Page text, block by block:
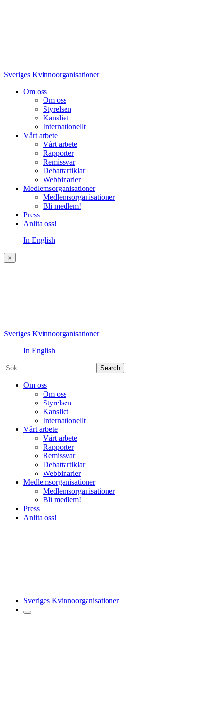
Sveriges Kvinnoorganisationer
Om oss
Om oss
Styrelsen
Kansliet
Internationellt
Vårt arbete
Vårt arbete
Rapporter
Remissvar
Debattartiklar
Webbinarier
Medlemsorganisationer
Medlemsorganisationer
Bli medlem!
Press
Anlita oss!
In English
×
Sveriges Kvinnoorganisationer
In English
Sök
Om oss
Om oss
Styrelsen
Kansliet
Internationellt
Vårt arbete
Vårt arbete
Rapporter
Remissvar
Debattartiklar
Webbinarier
Medlemsorganisationer
Medlemsorganisationer
Bli medlem!
Press
Anlita oss!
Sveriges Kvinnoorganisationer